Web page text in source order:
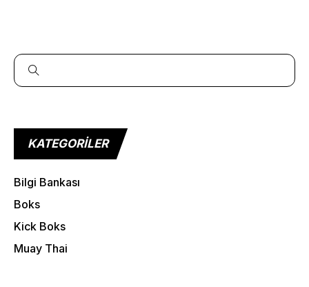
KATEGORILER
Bilgi Bankası
Boks
Kick Boks
Muay Thai
Contact Info
Los Angeles CA 95716